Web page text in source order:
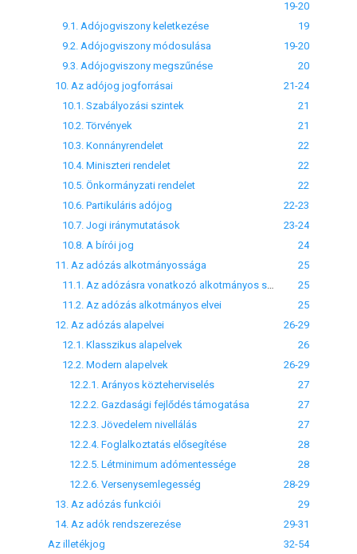
19-20
9.1. Adójogviszony keletkezése
19
9.2. Adójogviszony módosulása
19-20
9.3. Adójogviszony megszűnése
20
10. Az adójog jogforrásai
21-24
10.1. Szabályozási szintek
21
10.2. Törvények
21
10.3. Konnányrendelet
22
10.4. Miniszteri rendelet
22
10.5. Önkormányzati rendelet
22
10.6. Partikuláris adójog
22-23
10.7. Jogi iránymutatások
23-24
10.8. A bírói jog
24
11. Az adózás alkotmányossága
25
25
11.2. Az adózás alkotmányos elvei
25
12. Az adózás alapelvei
26-29
12.1. Klasszikus alapelvek
26
12.2. Modern alapelvek
26-29
12.2.1. Arányos közteherviselés
27
12.2.2. Gazdasági fejlődés támogatása
27
12.2.3. Jövedelem nivellálás
27
12.2.4. Foglalkoztatás elősegítése
28
12.2.5. Létminimum adómentessége
28
12.2.6. Versenysemlegesség
28-29
13. Az adózás funkciói
29
14. Az adók rendszerezése
29-31
Az illetékjog
32-54